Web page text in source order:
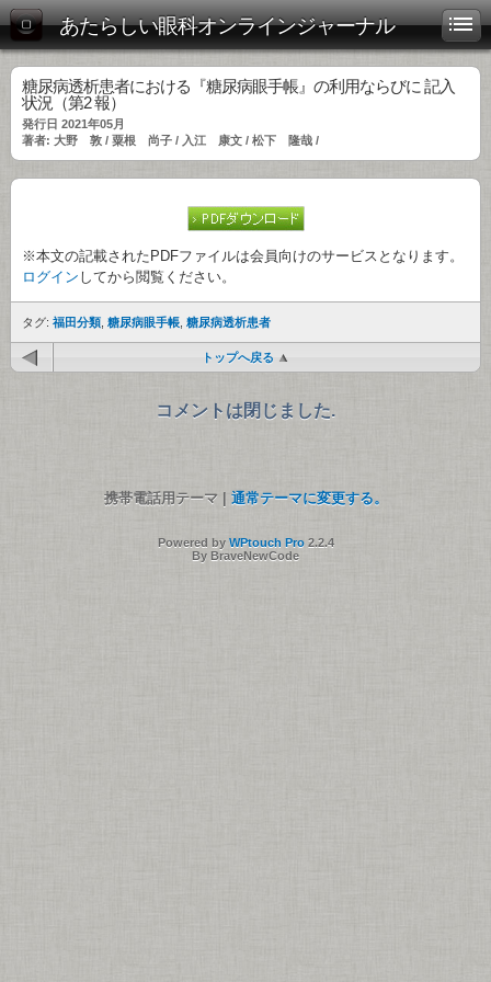
あたらしい眼科オンラインジャーナル
糖尿病透析患者における『糖尿病眼手帳』の利用ならびに 記入
状況（第2 報）
発行日 2021年05月
著者: 大野 敦 / 粟根 尚子 / 入江 康文 / 松下 隆哉 /
※本文の記載されたPDFファイルは会員向けのサービスとなります。
ログイン してから閲覧ください。
タグ: 福田分類 糖尿病眼手帳 糖尿病透析患者
トップへ戻る
コメントは閉じました.
携帯電話用テーマ | 通常テーマに変更する。
Powered by WPtouch Pro2.2.4
By BraveNewCode